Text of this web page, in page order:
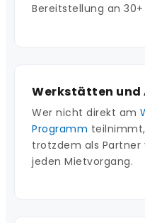
Bereitstellung an
Werkstätten und
Wer nicht direkt am
Programm
trotzdem als
jeden Mietvorgang.